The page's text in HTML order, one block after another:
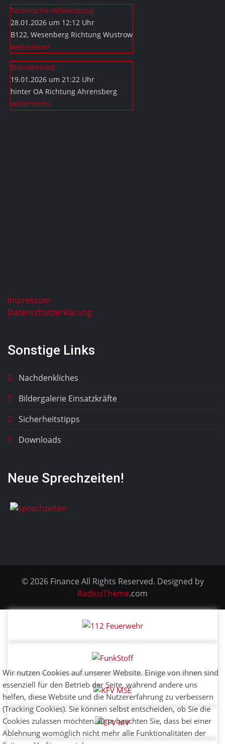
Technische Hilfeleistung
28.01.2026 um 12:12 Uhr
B122, Wesenberg Richtung Wustrow
weiterlesen
Brandeinsatz
19.01.2026 um 21:22 Uhr
hinter OA Richtung Ahrensberg
weiterlesen
Impressum
Datenschutzerklärung
Sonstige Links
Nachdenkliches
Bildergalerie Einsatzkräfte
Sicherheitstipps
Downloads
Neue Sprechzeiten!
© 2026 Finance All Rights Reserved. Designed by
RadiusTheme.com
Wir nutzen Cookies auf unserer Website. Einige von ihnen sind
essenziell für den Betrieb der Seite, während andere uns
helfen, diese Website und die Nutzererfahrung zu verbessern
(Tracking Cookies). Sie können selbst entscheiden, ob Sie die
Cookies zulassen möchten. Bitte beachten Sie, dass bei einer
Ablehnung womöglich nicht mehr alle Funktionalitäten der